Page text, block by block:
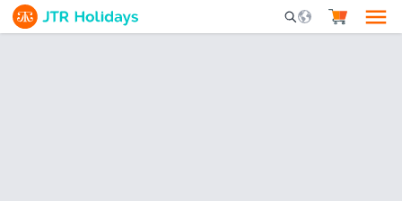
Mobile Search